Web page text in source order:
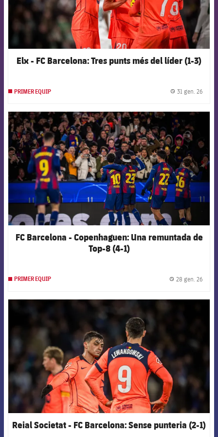
Elx - FC Barcelona: Tres punts més del líder (1-3)
PRIMER EQUIP 31 gen. 26
FCB Barcelona badge
FC Barcelona - Copenhaguen: Una remuntada de
Top-8 (4-1)
PRIMER EQUIP 28 gen. 26
Reial Societat - FC Barcelona: Sense punteria (2-1)